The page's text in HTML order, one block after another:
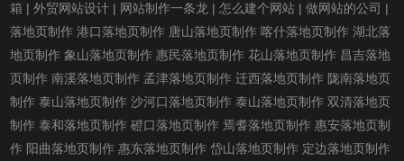
箱 |外贸网站设计 | 网站制作一条龙 |怎么建个网站 |做网站的公司 |
落地页制作 港口落地页制作 唐山落地页制作 喀什落地页制作 湖北落
地页制作 象山落地页制作 惠民落地页制作 花山落地页制作 昌吉落地
页制作 南溪落地页制作 孟津落地页制作 迁西落地页制作 陇南落地页
制作 泰山落地页制作 沙河口落地页制作 泰山落地页制作 双清落地页
制作 泰和落地页制作 磴口落地页制作 焉耆落地页制作 惠安落地页制
作 阳曲落地页制作 惠东落地页制作 岱山落地页制作 定边落地页制作